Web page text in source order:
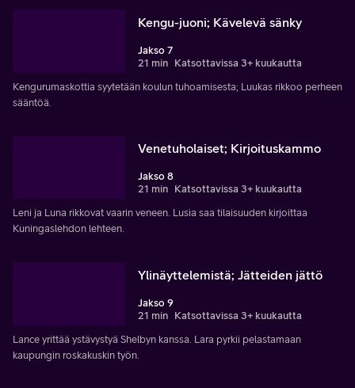
Kengu-juoni; Kävelevä sänky
Jakso 7
21 min Katsottavissa 3+ kuukautta
Kengurumaskottia syytetään koulun tuhoamisesta; Luukas rikkoo perheen
sääntöä.
Venetuholaiset; Kirjoituskammo
Jakso 8
21 min Katsottavissa 3+ kuukautta
Leni ja Luna rikkovat vaarin veneen. Lusia saa tilaisuuden kirjoittaa
Kuningaslehdon lehteen.
Ylinäyttelemistä; Jätteiden jättö
Jakso 9
21 min Katsottavissa 3+ kuukautta
Lance yrittää ystävystyä Shelbyn kanssa. Lara pyrkii pelastamaan
kaupungin roskakuskin työn.